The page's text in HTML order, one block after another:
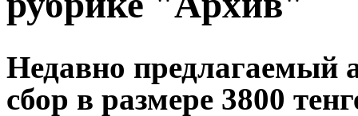
Недавно
сбор в размере 3800